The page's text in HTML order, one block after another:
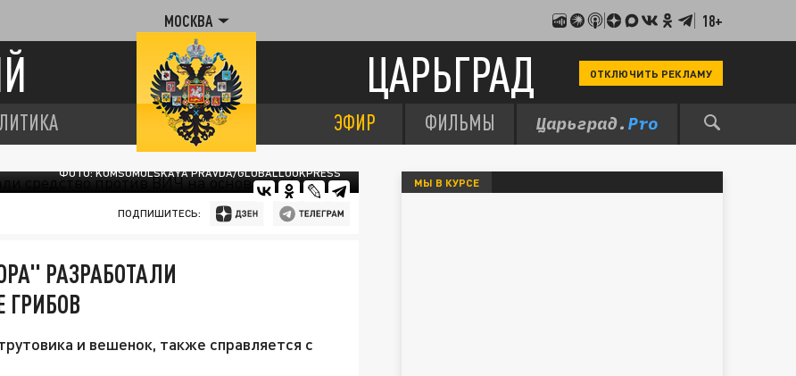
МОСКВА 18+
ЦАРЬГРАД ОТКЛЮЧИТЬ РЕКЛАМУ
ЭФИР ФИЛЬМЫ
ФОТО: KOMSOMOLSKAYA PRAVDA/GLOBALLOOKPRESS
ПОДПИШИТЕСЬ:
РАЗРАБОТАЛИ
ГРИБОВ
и вешенок, также справляется с
МЫ В КУРСЕ